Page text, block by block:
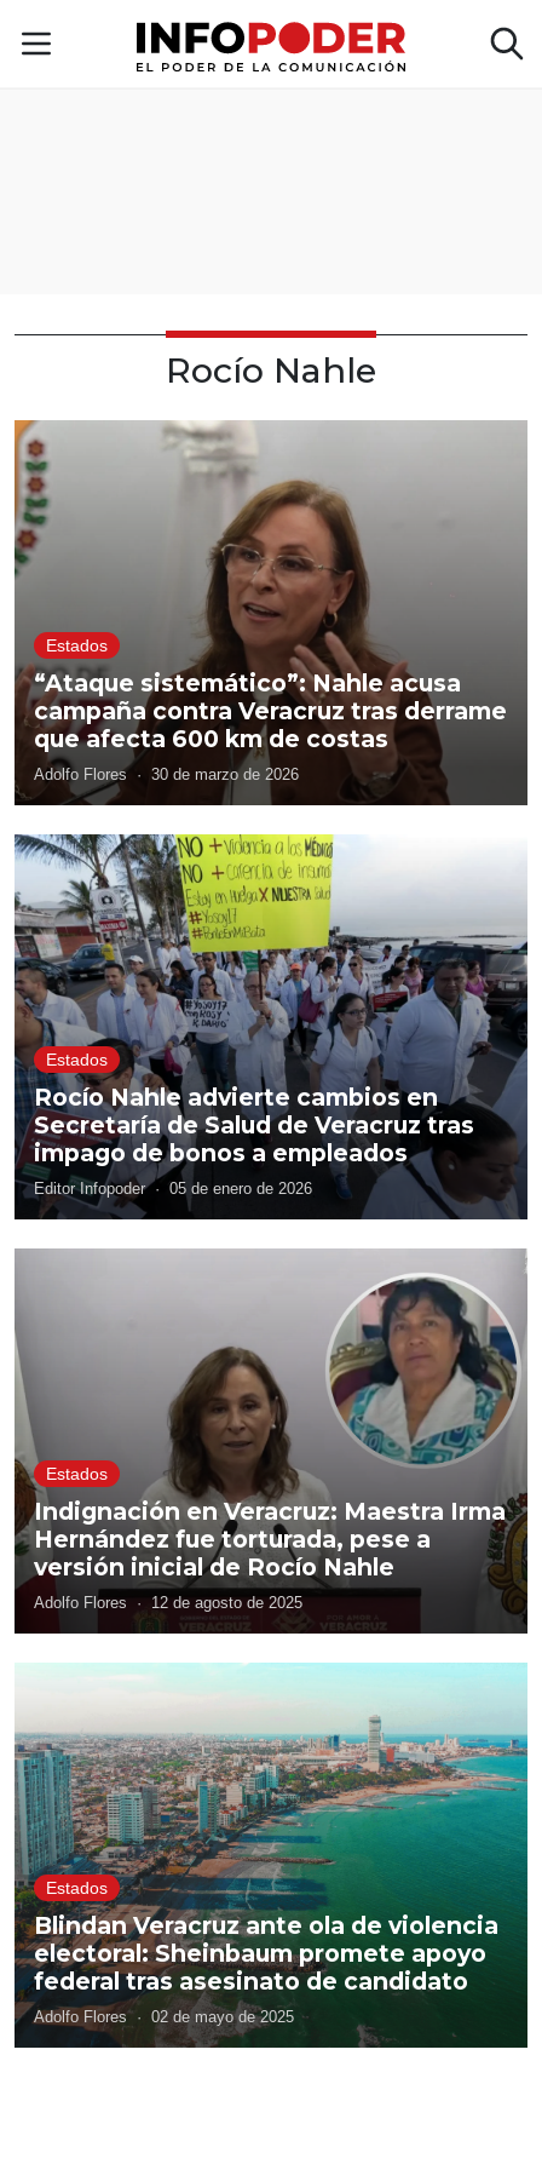
Rocío Nahle
Estados
“Ataque sistemático”: Nahle acusa
campaña contra Veracruz tras derrame
que afecta 600 km de costas
Adolfo Flores · 30 de marzo de 2026
Estados
Rocío Nahle advierte cambios en
Secretaría de Salud de Veracruz tras
impago de bonos a empleados
Editor Infopoder· 05 de enero de 2026
Estados
Indignación en Veracruz: Maestra Irma
Hernández fue torturada, pese a
versión inicial de Rocío Nahle
Adolfo Flores · 12 de agosto de 2025
Estados
Blindan Veracruz ante ola de violencia
electoral: Sheinbaum promete apoyo
federal tras asesinato de candidato
Adolfo Flores· 02 de mayo de 2025